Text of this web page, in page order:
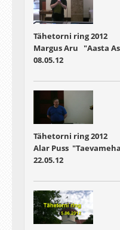
Tähetorni ring 2012
Margus Aru "Aasta
08.05.12
Tähetorni ring 2012
Alar Puss
22.05.12